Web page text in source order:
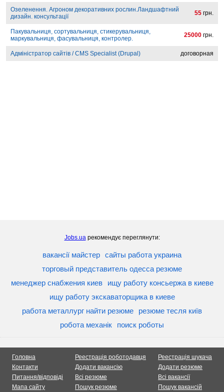
Озеленення. Агроном декоративних рослин.Ландшафтний
дизайн. консультації
55 грн.
Пакувальниця, сортувальниця, стикерувальниця,
маркувальниця, фасувальниця, контролер.
25000 грн.
Адміністратор сайтів / CMS Specialist (Drupal) договорная
Jobs.uaрекомендує переглянути:
вакансії майстер сайты работа украина
торговый представитель одесса резюме
менеджер снабжения киев
ищу работу консьержа в киеве
ищу работу экскаваторщика в киеве
работа металлург найти резюме
резюме тесля київ
робота механік
поиск роботы
Головна
Контакти
Питання/відповіді
Мапа сайту
Реестрація роботодавця
Додати вакансію
Всі резюме
Пошук резюме
Реестрація шукача
Додати резюме
Всі вакансії
Пошук вакансій